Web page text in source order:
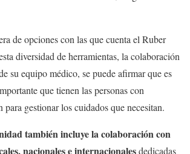
de opciones con las que cuenta el Ruber
diversidad de herramientas, la colaboración
su equipo médico, se puede afirmar que es
que tienen las personas con
gestionar los cuidados que necesitan.
también incluye la colaboración con
nacionales e internacionalesdedicadas